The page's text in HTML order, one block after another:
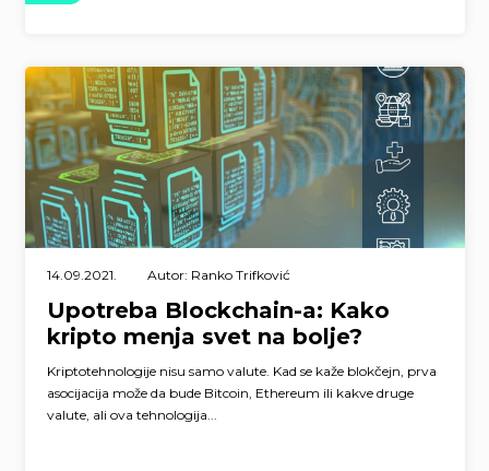
14.09.2021. Autor: Ranko Trifković
Upotreba Blockchain-a: Kako
kripto menja svet na bolje?
Kriptotehnologije nisu samo valute. Kad se kaže blokčejn, prva
asocijacija može da bude Bitcoin, Ethereum ili kakve druge
valute, ali ova tehnologija...